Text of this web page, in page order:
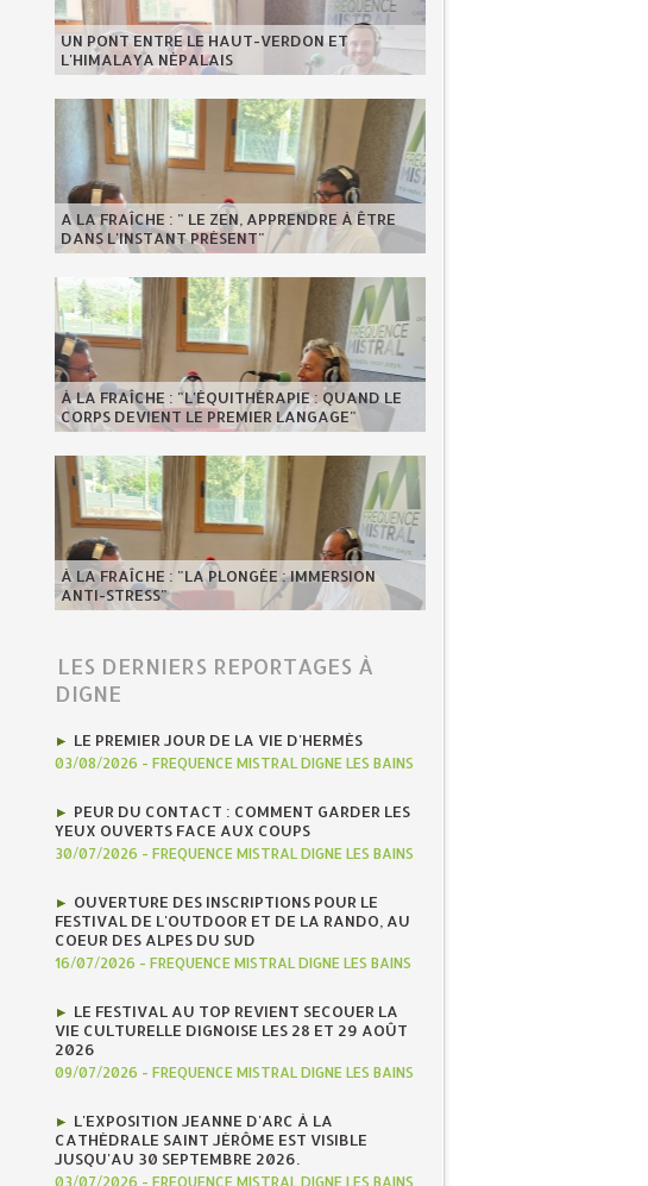
UN PONT ENTRE LE HAUT-VERDON ET
L'HIMALAYA NÉPALAIS
A LA FRAÎCHE : " LE ZEN, APPRENDRE À ÊTRE
DANS L'INSTANT PRÉSENT"
À LA FRAÎCHE : "L'ÉQUITHÉRAPIE : QUAND LE
CORPS DEVIENT LE PREMIER LANGAGE"
À LA FRAÎCHE : "LA PLONGÉE : IMMERSION
ANTI-STRESS"
LES DERNIERS REPORTAGES À
DIGNE
LE PREMIER JOUR DE LA VIE D'HERMÈS
03/08/2026 - FREQUENCE MISTRAL DIGNE LES BAINS
PEUR DU CONTACT : COMMENT GARDER LES
YEUX OUVERTS FACE AUX COUPS
30/07/2026 - FREQUENCE MISTRAL DIGNE LES BAINS
OUVERTURE DES INSCRIPTIONS POUR LE
FESTIVAL DE L'OUTDOOR ET DE LA RANDO, AU
COEUR DES ALPES DU SUD
16/07/2026 - FREQUENCE MISTRAL DIGNE LES BAINS
LE FESTIVAL AU TOP REVIENT SECOUER LA
VIE CULTURELLE DIGNOISE LES 28 ET 29 AOÛT
2026
09/07/2026 - FREQUENCE MISTRAL DIGNE LES BAINS
L'EXPOSITION JEANNE D'ARC À LA
CATHÉDRALE SAINT JÉRÔME EST VISIBLE
JUSQU'AU 30 SEPTEMBRE 2026.
03/07/2026 - FREQUENCE MISTRAL DIGNE LES BAINS